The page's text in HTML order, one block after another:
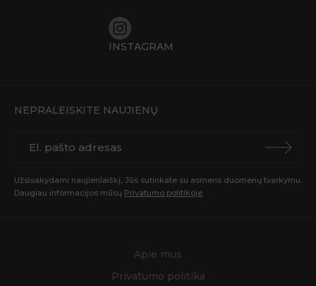
INSTAGRAM
NEPRALEISKITE NAUJIENŲ
Užsisakydami naujienlaiškį, Jūs sutinkate su asmens duomenų tvarkymu.
Daugiau informacijos mūsų Privatumo politikoje
Apie mus
Privatumo politika